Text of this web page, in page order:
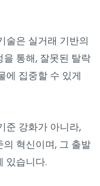
술은 실거래 기반의
통해, 잘못된 탈락
에 집중할 수 있게
준 강화가 아니라,
혁신이며, 그 출발
있습니다.